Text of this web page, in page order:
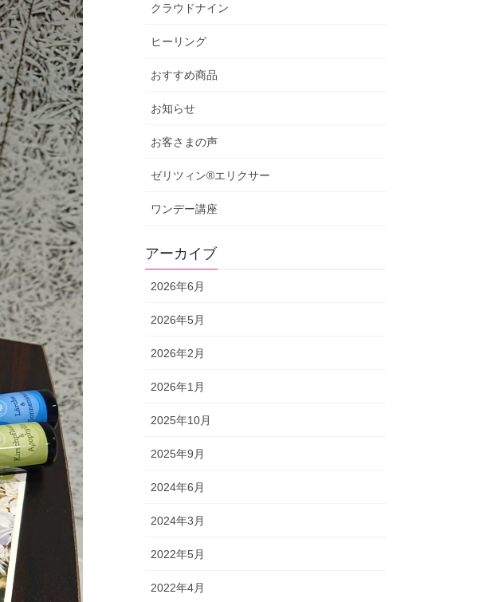
クラウドナイン
ヒーリング
おすすめ商品
お知らせ
お客さまの声
ゼリツィン®️エリクサー
ワンデー講座
アーカイブ
2026年6月
2026年5月
2026年2月
2026年1月
2025年10月
2025年9月
2024年6月
2024年3月
2022年5月
2022年4月